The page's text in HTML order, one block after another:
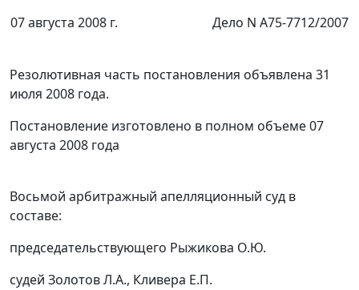
07 августа 2008 г.
Дело N А75-7712/2007
Резолютивная часть постановления объявлена 31
июля 2008 года.
Постановление изготовлено в полном объеме 07
августа 2008 года
Восьмой арбитражный апелляционный суд в
составе:
председательствующего Рыжикова О.Ю.
судей Золотов Л.А., Кливера Е.П.